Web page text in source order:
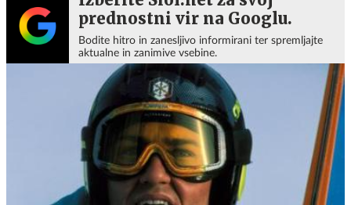
prednostni vir na Googlu.
Bodite hitro in zanesljivo informirani ter spremljajte
aktualne in zanimive vsebine.